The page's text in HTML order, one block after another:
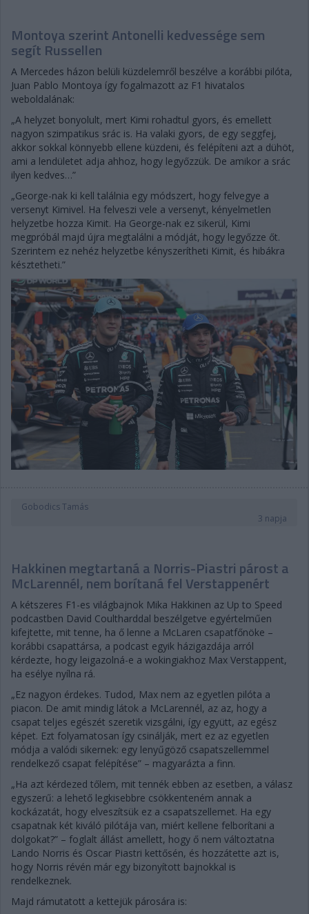
Montoya szerint Antonelli kedvessége sem
segít Russellen
A Mercedes házon belüli küzdelemről beszélve a korábbi pilóta,
Juan Pablo Montoya így fogalmazott az F1 hivatalos
weboldalának:
„A helyzet bonyolult, mert Kimi rohadtul gyors, és emellett
nagyon szimpatikus srác is. Ha valaki gyors, de egy seggfej,
akkor sokkal könnyebb ellene küzdeni, és felépíteni azt a dühöt,
ami a lendületet adja ahhoz, hogy legyőzzük. De amikor a srác
ilyen kedves…”
„George-nak ki kell találnia egy módszert, hogy felvegye a
versenyt Kimivel. Ha felveszi vele a versenyt, kényelmetlen
helyzetbe hozza Kimit. Ha George-nak ez sikerül, Kimi
megpróbál majd újra megtalálni a módját, hogy legyőzze őt.
Szerintem ez nehéz helyzetbe kényszerítheti Kimit, és hibákra
késztetheti.”
Gobodics Tamás
3 napja
Hakkinen megtartaná a Norris-Piastri párost a
McLarennél, nem borítaná fel Verstappenért
A kétszeres F1-es világbajnok Mika Hakkinen az Up to Speed
podcastben David Coultharddal beszélgetve egyértelműen
kifejtette, mit tenne, ha ő lenne a McLaren csapatfőnöke –
korábbi csapattársa, a podcast egyik házigazdája arról
kérdezte, hogy leigazolná-e a wokingiakhoz Max Verstappent,
ha esélye nyílna rá.
„Ez nagyon érdekes. Tudod, Max nem az egyetlen pilóta a
piacon. De amit mindig látok a McLarennél, az az, hogy a
csapat teljes egészét szeretik vizsgálni, így együtt, az egész
képet. Ezt folyamatosan így csinálják, mert ez az egyetlen
módja a valódi sikernek: egy lenyűgöző csapatszellemmel
rendelkező csapat felépítése” – magyarázta a finn.
„Ha azt kérdezed tőlem, mit tennék ebben az esetben, a válasz
egyszerű: a lehető legkisebbre csökkenteném annak a
kockázatát, hogy elveszítsük ez a csapatszellemet. Ha egy
csapatnak két kiváló pilótája van, miért kellene felborítani a
dolgokat?” – foglalt állást amellett, hogy ő nem változtatna
Lando Norris és Oscar Piastri kettősén, és hozzátette azt is,
hogy Norris révén már egy bizonyított bajnokkal is
rendelkeznek.
Majd rámutatott a kettejük párosára is: